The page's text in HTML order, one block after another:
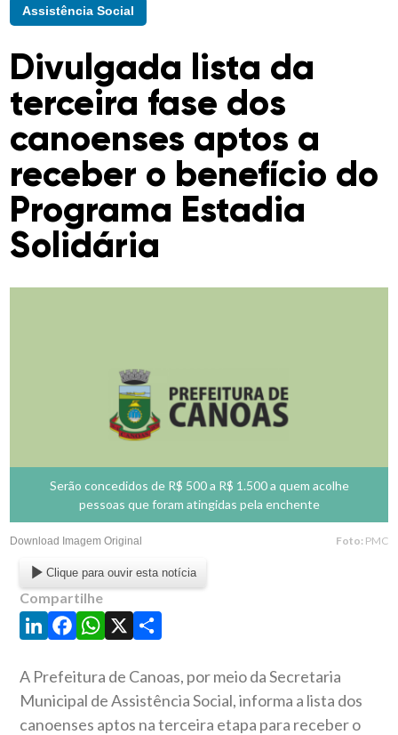
Assistência Social
Divulgada lista da
terceira fase dos
canoenses aptos a
receber o benefício do
Programa Estadia
Solidária
Serão concedidos de R$ 500 a R$ 1.500 a quem acolhe
pessoas que foram atingidas pela enchente
Download Imagem Original Foto: PMC
Clique para ouvir esta notícia
Compartilhe
LinkedIn
Facebook
WhatsApp
X Share
A Prefeitura de Canoas, por meio da Secretaria
Municipal de Assistência Social, informa a lista dos
canoenses aptos na terceira etapa para receber o